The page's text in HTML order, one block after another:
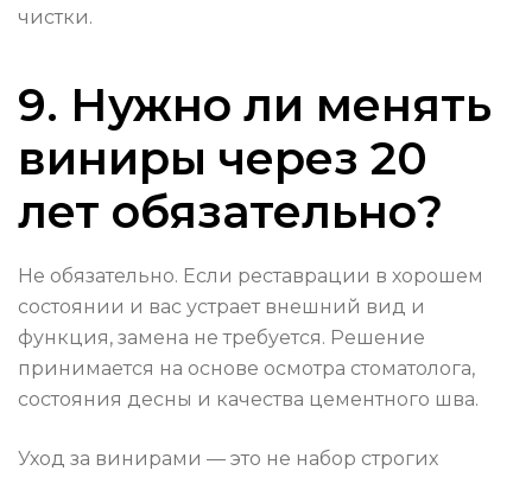
чистки.
9. Нужно ли менять
виниры через 20
лет обязательно?
Не обязательно. Если реставрации в хорошем
состоянии и вас устрает внешний вид и
функция, замена не требуется. Решение
принимается на основе осмотра стоматолога,
состояния десны и качества цементного шва.
Уход за винирами — это не набор строгих